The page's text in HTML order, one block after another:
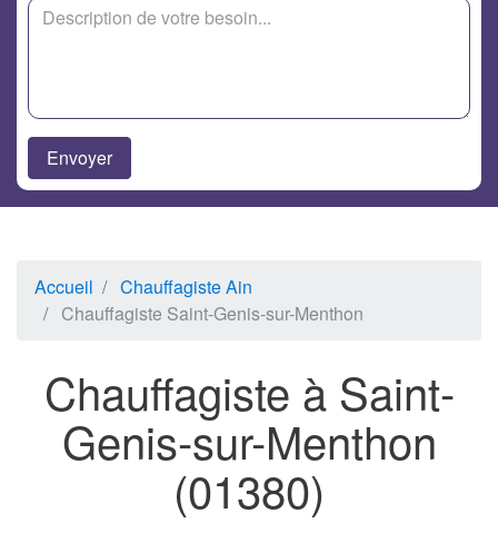
Accueil
Chauffagiste Ain
Chauffagiste Saint-Genis-sur-Menthon
Chauffagiste à Saint-
Genis-sur-Menthon
(01380)